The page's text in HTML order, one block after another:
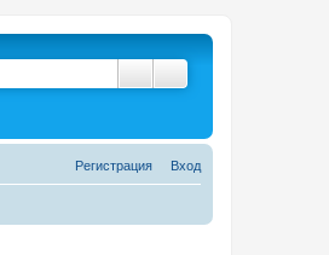
ПоискРасширенный
Вход
Регистрация